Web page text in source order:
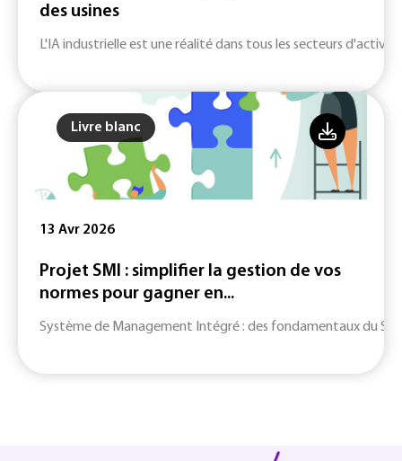
des usines
L'IA industrielle est une réalité dans tous les secteurs
Livre blanc
13 Avr 2026
Projet SMI : simplifier la gestion de vos
normes pour gagner en...
Système de Management Intégré : des fondamentaux du